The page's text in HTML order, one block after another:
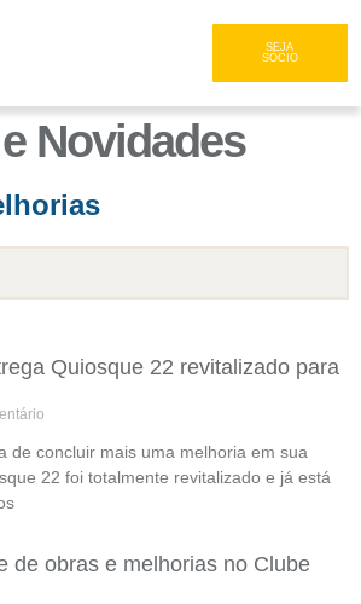
SEJA
SÓCIO
Novidades
Quiosque 22 revitalizado para
de concluir mais uma melhoria em sua
22 foi totalmente revitalizado e já está
de obras e melhorias no Clube